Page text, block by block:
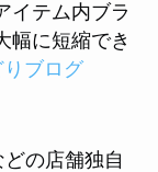
イテム内ブラ
幅に短縮でき
ブログ
の店舗独自